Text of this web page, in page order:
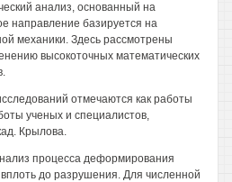
анализ, основанный на
направление базируется на
механики. Здесь рассмотрены
высокоточных математических
отмечаются как работы
ученых и специалистов,
Крылова.
процесса деформирования
вплоть до разрушения. Для численной